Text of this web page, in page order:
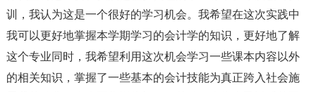
训，我认为这是一个很好的学习机会。我希望在这次实践中
我可以更好地掌握本学期学习的会计学的知识，更好地了解
这个专业同时，我希望利用这次机会学习一些课本内容以外
的相关知识，掌握了一些基本的会计技能为真正跨入社会施